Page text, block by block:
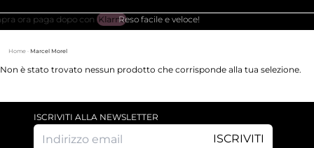
ora paga dopo conKlarna.Reso facile e veloce!
Home · Marcel Morel
Non è stato trovato nessun prodotto che corrisponde alla tua selezione.
ISCRIVITI ALLA NEWSLETTER
ISCRIVITI